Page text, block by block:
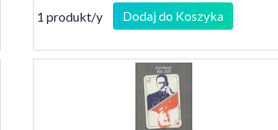
History of the International Open
Cartoon Contest
1 produkt/y Dodaj do Koszyka